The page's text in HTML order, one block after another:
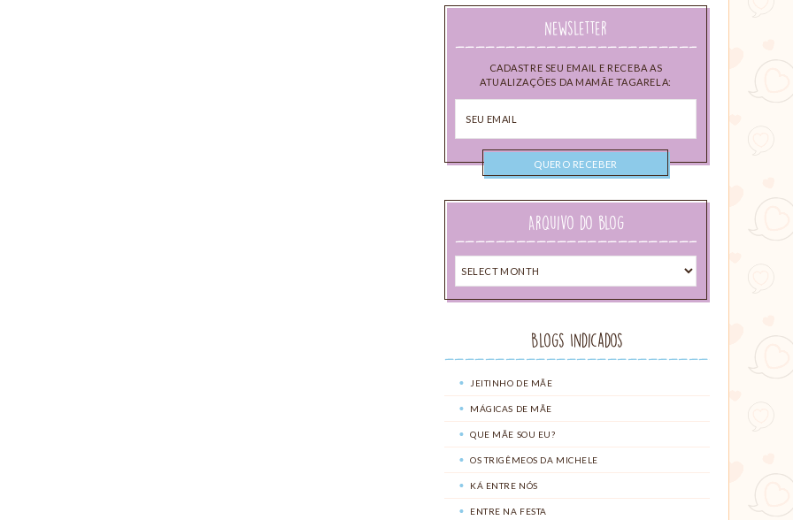
Newsletter
CADASTRE SEU EMAIL E RECEBA AS
ATUALIZAÇÕES DA MAMÃE TAGARELA:
email
Arquivo do blog
Arquivo
do
blog
Blogs Indicados
JEITINHO DE MÃE
MÁGICAS DE MÃE
QUE MÃE SOU EU?
OS TRIGÊMEOS DA MICHELE
KÁ ENTRE NÓS
ENTRE NA FESTA